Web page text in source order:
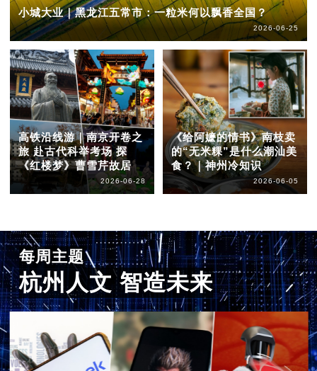
小城大业｜黑龙江五常市：一粒米何以飘香全国？
2026-06-25
高铁沿线游｜南京开卷之
旅 赴古代科举考场 探
《红楼梦》曹雪芹故居
2026-06-28
《给阿嬷的情书》南枝卖
的“无米粿”是什么潮汕美
食？｜神州冷知识
2026-06-05
每周主题
杭州人文 智造未来